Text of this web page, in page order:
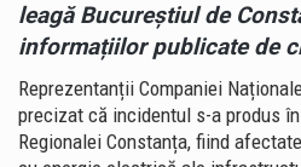
leagă Bucureștiul de
informațiilor publicate de
Reprezentanții Companiei
precizat că incidentul s-a produs
Regionalei Constanța, fiind